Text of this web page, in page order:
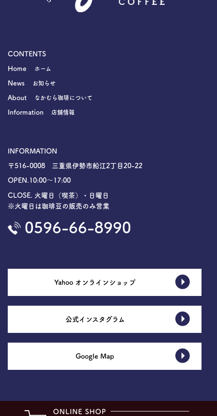
CONTENTS
Home ホーム
News お知らせ
About なかむら珈琲について
Information 店舗情報
INFORMATION
〒516-0008 三重県伊勢市船江2丁目20-22
OPEN.10:00〜17:00
CLOSE. 火曜日（喫茶）・日曜日
※火曜日は珈琲豆の販売のみ営業
0596-66-8990
Yahoo オンラインショップ
公式インスタグラム
Google Map